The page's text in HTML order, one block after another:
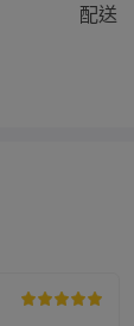
配送